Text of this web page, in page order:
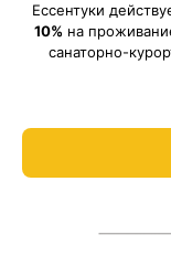
Ессентуки
10% на
санаторно-
Весь период